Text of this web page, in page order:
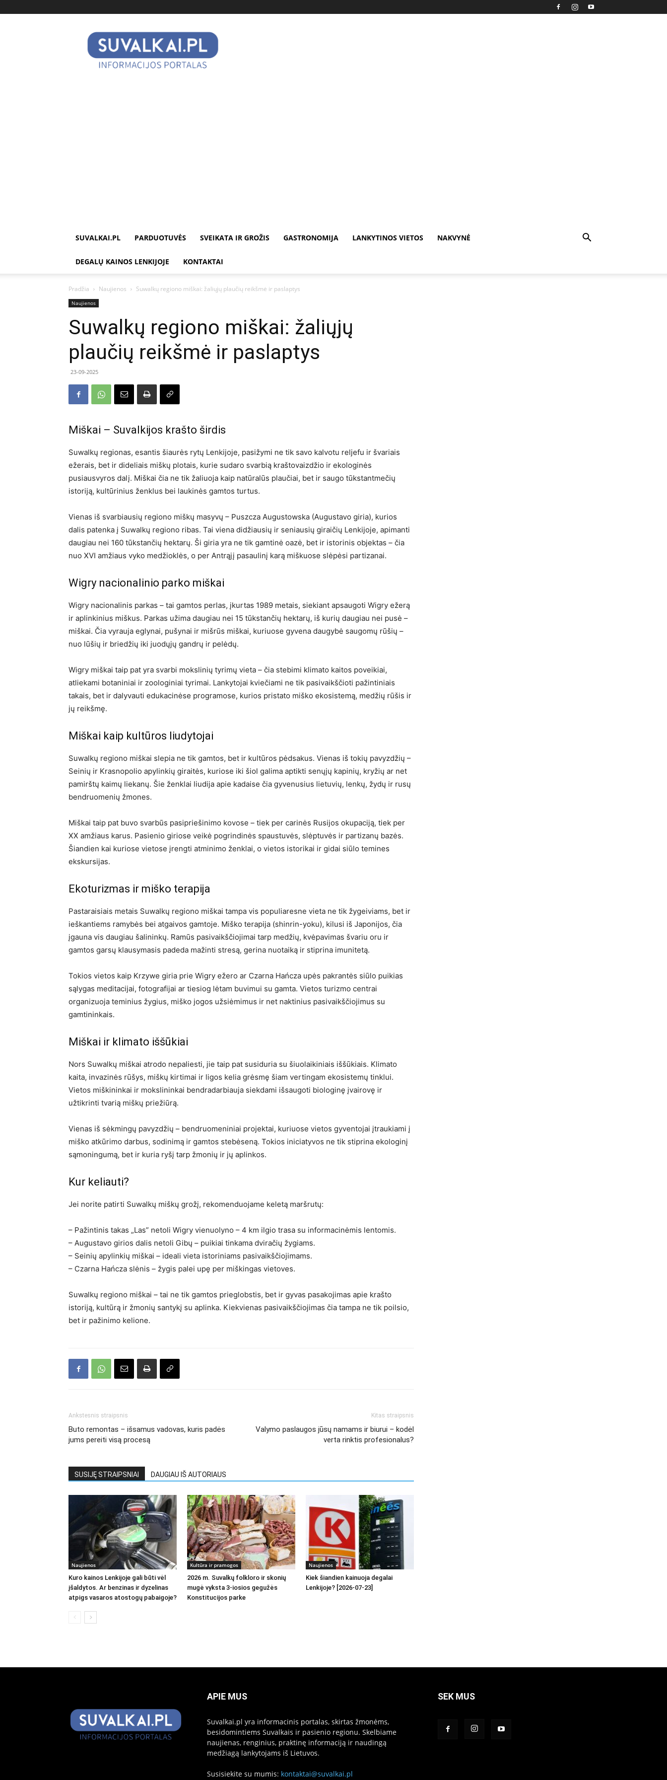
suvalkai.pl
SUVALKAI.PL PARDUOTUVĖS SVEIKATA IR GROŽIS GASTRONOMIJA LANKYTINOS VIETOS NAKVYNĖ
DEGALŲ KAINOS LENKIJOJE KONTAKTAI
Pradžia Naujienos Suwalkų regiono miškai: žaliųjų plaučių reikšmė ir paslaptys
Naujienos
Suwalkų regiono miškai: žaliųjų
plaučių reikšmė ir paslaptys
23-09-2025
Miškai – Suvalkijos krašto širdis
Suwalkų regionas, esantis šiaurės rytų Lenkijoje, pasižymi ne tik savo kalvotu reljefu ir švariais
ežerais, bet ir dideliais miškų plotais, kurie sudaro svarbią kraštovaizdžio ir ekologinės
pusiausvyros dalį. Miškai čia ne tik žaliuoja kaip natūralūs plaučiai, bet ir saugo tūkstantmečių
istoriją, kultūrinius ženklus bei laukinės gamtos turtus.
Vienas iš svarbiausių regiono miškų masyvų – Puszcza Augustowska (Augustavo giria), kurios
dalis patenka į Suwalkų regiono ribas. Tai viena didžiausių ir seniausių giraičių Lenkijoje, apimanti
daugiau nei 160 tūkstančių hektarų. Ši giria yra ne tik gamtinė oazė, bet ir istorinis objektas – čia
nuo XVI amžiaus vyko medžioklės, o per Antrąjį pasaulinį karą miškuose slėpėsi partizanai.
Wigry nacionalinio parko miškai
Wigry nacionalinis parkas – tai gamtos perlas, įkurtas 1989 metais, siekiant apsaugoti Wigry ežerą
ir aplinkinius miškus. Parkas užima daugiau nei 15 tūkstančių hektarų, iš kurių daugiau nei pusė –
miškai. Čia vyrauja eglynai, pušynai ir mišrūs miškai, kuriuose gyvena daugybė saugomų rūšių –
nuo lūšių ir briedžių iki juodųjų gandrų ir pelėdų.
Wigry miškai taip pat yra svarbi mokslinių tyrimų vieta – čia stebimi klimato kaitos poveikiai,
atliekami botaniniai ir zoologiniai tyrimai. Lankytojai kviečiami ne tik pasivaikščioti pažintiniais
takais, bet ir dalyvauti edukacinėse programose, kurios pristato miško ekosistemą, medžių rūšis ir
jų reikšmę.
Miškai kaip kultūros liudytojai
Suwalkų regiono miškai slepia ne tik gamtos, bet ir kultūros pėdsakus. Vienas iš tokių pavyzdžių –
Seinių ir Krasnopolio apylinkių giraitės, kuriose iki šiol galima aptikti senųjų kapinių, kryžių ar net
pamirštų kaimų liekanų. Šie ženklai liudija apie kadaise čia gyvenusius lietuvių, lenkų, žydų ir rusų
bendruomenių žmones.
Miškai taip pat buvo svarbūs pasipriešinimo kovose – tiek per carinės Rusijos okupaciją, tiek per
XX amžiaus karus. Pasienio giriose veikė pogrindinės spaustuvės, slėptuvės ir partizanų bazės.
Šiandien kai kuriose vietose įrengti atminimo ženklai, o vietos istorikai ir gidai siūlo temines
ekskursijas.
Ekoturizmas ir miško terapija
Pastaraisiais metais Suwalkų regiono miškai tampa vis populiaresne vieta ne tik žygeiviams, bet ir
ieškantiems ramybės bei atgaivos gamtoje. Miško terapija (shinrin-yoku), kilusi iš Japonijos, čia
įgauna vis daugiau šalininkų. Ramūs pasivaikščiojimai tarp medžių, kvėpavimas švariu oru ir
gamtos garsų klausymasis padeda mažinti stresą, gerina nuotaiką ir stiprina imunitetą.
Tokios vietos kaip Krzywe giria prie Wigry ežero ar Czarna Hańcza upės pakrantės siūlo puikias
sąlygas meditacijai, fotografijai ar tiesiog lėtam buvimui su gamta. Vietos turizmo centrai
organizuoja teminius žygius, miško jogos užsiėmimus ir net naktinius pasivaikščiojimus su
gamtininkais.
Miškai ir klimato iššūkiai
Nors Suwalkų miškai atrodo nepaliesti, jie taip pat susiduria su šiuolaikiniais iššūkiais. Klimato
kaita, invazinės rūšys, miškų kirtimai ir ligos kelia grėsmę šiam vertingam ekosistemų tinklui.
Vietos miškininkai ir mokslininkai bendradarbiauja siekdami išsaugoti biologinę įvairovę ir
užtikrinti tvarią miškų priežiūrą.
Vienas iš sėkmingų pavyzdžių – bendruomeniniai projektai, kuriuose vietos gyventojai įtraukiami į
miško atkūrimo darbus, sodinimą ir gamtos stebėseną. Tokios iniciatyvos ne tik stiprina ekologinį
sąmoningumą, bet ir kuria ryšį tarp žmonių ir jų aplinkos.
Kur keliauti?
Jei norite patirti Suwalkų miškų grožį, rekomenduojame keletą maršrutų:
– Pažintinis takas „Las” netoli Wigry vienuolyno – 4 km ilgio trasa su informacinėmis lentomis.
– Augustavo girios dalis netoli Gibų – puikiai tinkama dviračių žygiams.
– Seinių apylinkių miškai – ideali vieta istoriniams pasivaikščiojimams.
– Czarna Hańcza slėnis – žygis palei upę per miškingas vietoves.
Suwalkų regiono miškai – tai ne tik gamtos prieglobstis, bet ir gyvas pasakojimas apie krašto
istoriją, kultūrą ir žmonių santykį su aplinka. Kiekvienas pasivaikščiojimas čia tampa ne tik poilsio,
bet ir pažinimo kelione.
Ankstesnis straipsnis
Buto remontas – išsamus vadovas, kuris padės
jums pereiti visą procesą
Kitas straipsnis
Valymo paslaugos jūsų namams ir biurui – kodėl
verta rinktis profesionalus?
SUSIJĘ STRAIPSNIAI DAUGIAU IŠ AUTORIAUS
Naujienos
Kuro kainos Lenkijoje gali būti vėl
įšaldytos. Ar benzinas ir dyzelinas
atpigs vasaros atostogų pabaigoje?
Kultūra ir pramogos
2026 m. Suvalkų folkloro ir skonių
mugė vyksta 3-iosios gegužės
Konstitucijos parke
Naujienos
Kiek šiandien kainuoja degalai
Lenkijoje? [2026-07-23]
APIE MUS
Suvalkai.pl yra informacinis portalas, skirtas žmonėms,
besidomintiems Suvalkais ir pasienio regionu. Skelbiame
naujienas, renginius, praktinę informaciją ir naudingą
medžiagą lankytojams iš Lietuvos.
Susisiekite su mumis: kontaktai@suvalkai.pl
SEK MUS